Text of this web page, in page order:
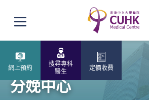
打開選單
網上預約
搜尋專科
醫生
定價收費
分娩中心